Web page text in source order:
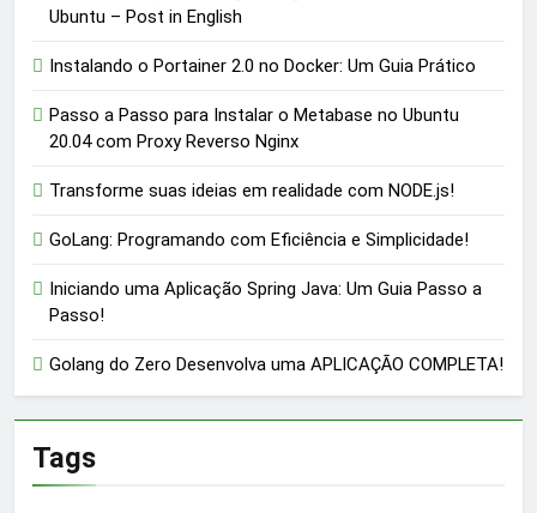
Ubuntu – Post in English
Instalando o Portainer 2.0 no Docker: Um Guia Prático
Passo a Passo para Instalar o Metabase no Ubuntu
20.04 com Proxy Reverso Nginx
Transforme suas ideias em realidade com NODE.js!
GoLang: Programando com Eficiência e Simplicidade!
Iniciando uma Aplicação Spring Java: Um Guia Passo a
Passo!
Golang do Zero Desenvolva uma APLICAÇÃO COMPLETA!
Tags